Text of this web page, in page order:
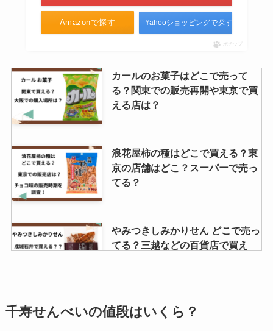
Amazonで探す Yahooショッピングで探す
ポチップ
カールのお菓子はどこで売って
る？関東での販売再開や東京で買
える店は？
浪花屋柿の種はどこで買える？東
京の店舗はどこ？スーパーで売っ
てる？
やみつきしみかりせん どこで売っ
てる？三越などの百貨店で買え
セブンイレブンのすみれは販売終
了？チャーハンやワンタンスープ
千寿せんべいの値段はいくら？